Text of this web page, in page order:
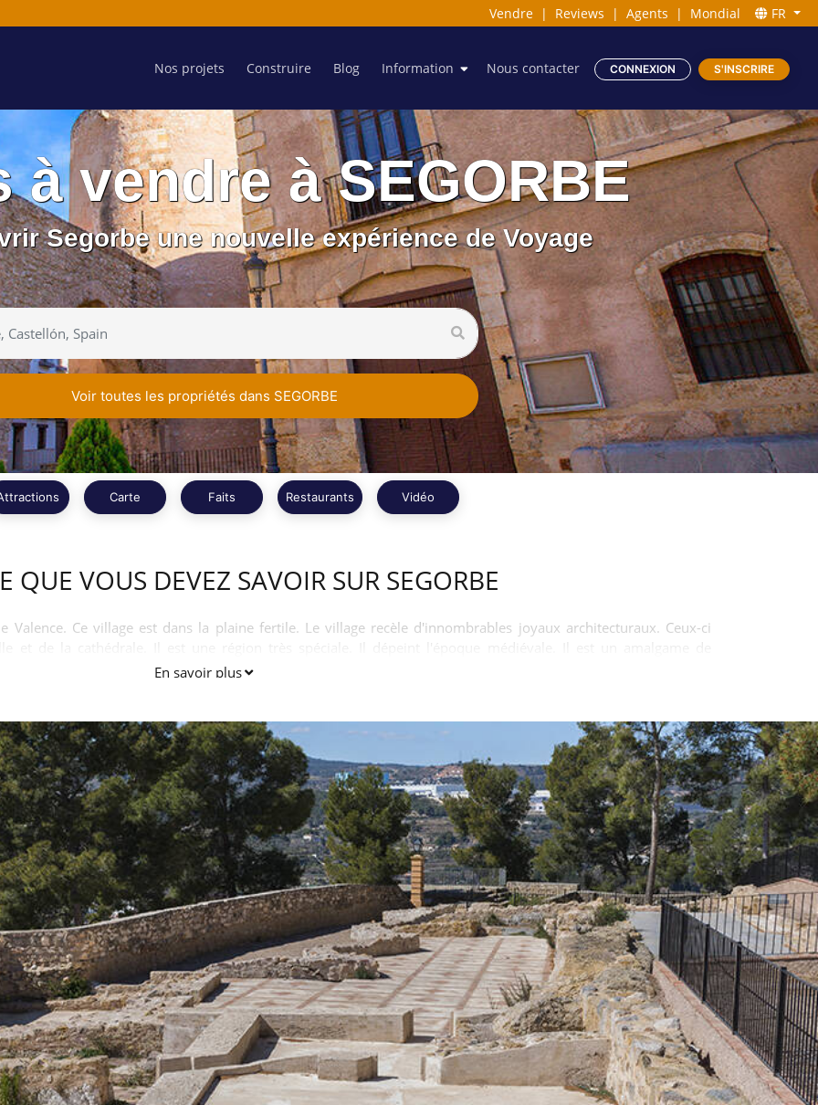
Vendre | Reviews | Agents | Mondial FR
Nos projets Construire Blog Information Nous contacter CONNEXION S'INSCRIRE
à vendre à SEGORBE
Segorbe une nouvelle expérience de Voyage
Voir toutes les propriétés dans SEGORBE
Carte Faits Restaurants Vidéo
QUE VOUS DEVEZ SAVOIR SUR SEGORBE
Ce village est dans la plaine fertile. Le village recèle d'innombrables joyaux architecturaux. Ceux-ci
et de la cathédrale. Il est une région très spéciale. Il dépeint l'époque médiévale. Il est un amalgame de
En savoir plus